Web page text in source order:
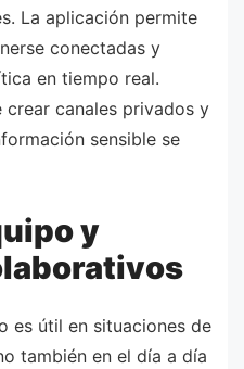
La aplicación permite
conectadas y
en tiempo real.
canales privados y
sensible se
y
es útil en situaciones de
también en el día a día